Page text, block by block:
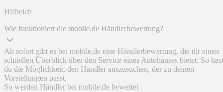
Hilfreich
Wie funktioniert die mobile.de Händlerbewertung?
Ab sofort gibt es bei mobile.de eine Händlerbewertung, die dir einen
schnellen Überblick über den Service eines Autohauses bietet. So hast
du die Möglichkeit, den Händler auszusuchen, der zu deinen
Vorstellungen passt.
So werden Händler bei mobile.de bewertet